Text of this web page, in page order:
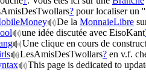
? pour localiser un ''
De la MonnaieLibre
une idée discutée avec EisoKant
Une clique en cours de
LesAmisDesTwollars? en v.f.
This page is dedicated to